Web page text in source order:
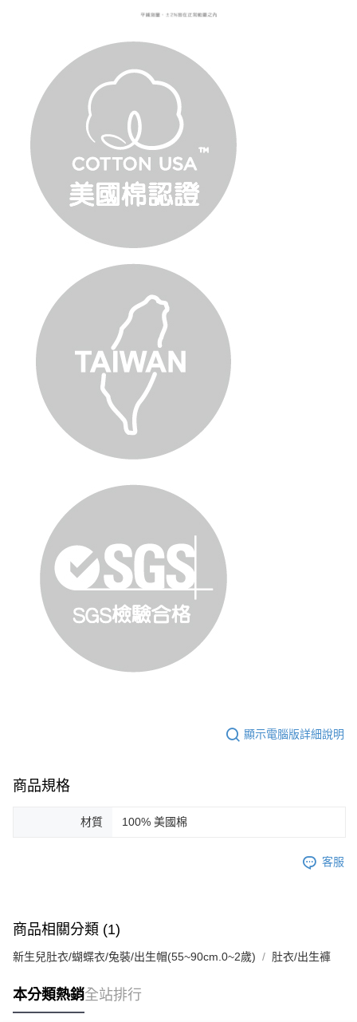
顯示電腦版詳細說明
商品規格
材質 100% 美國棉
客服
商品相關分類 (1)
新生兒肚衣/蝴蝶衣/兔裝/出生帽(55~90cm.0~2歲) 肚衣/出生褲
本分類熱銷全站排行